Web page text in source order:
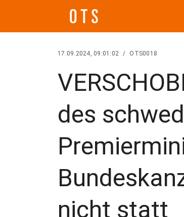
17.09.2024, 09:01:02 / OTS0018
des
nicht statt